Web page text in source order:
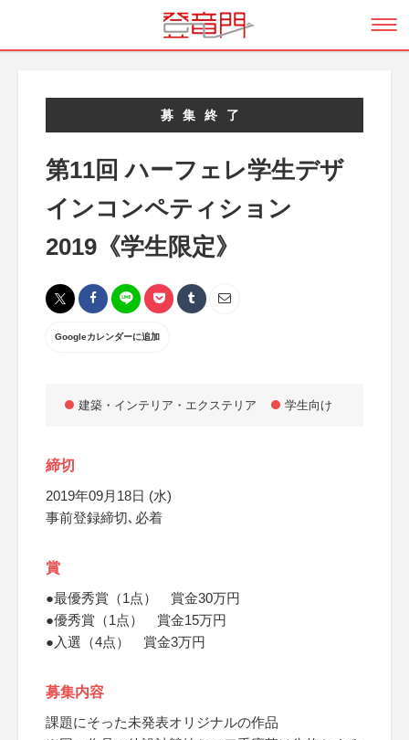
募集終了
第11回 ハーフェレ学生デザ
インコンペティション
2019《学生限定》
Googleカレンダーに追加
建築・インテリア・エクステリア 学生向け
締切
2019年09月18日 (水)
事前登録締切､必着
賞
●最優秀賞（1点） 賞金30万円
●優秀賞（1点） 賞金15万円
●入選（4点） 賞金3万円
募集内容
課題にそった未発表オリジナルの作品